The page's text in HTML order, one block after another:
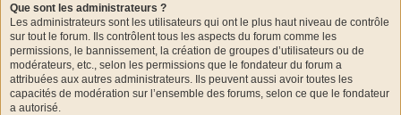
Que sont les administrateurs ?
Les administrateurs sont les utilisateurs qui ont le plus haut niveau de contrôle
sur tout le forum. Ils contrôlent tous les aspects du forum comme les
permissions, le bannissement, la création de groupes d’utilisateurs ou de
modérateurs, etc., selon les permissions que le fondateur du forum a
attribuées aux autres administrateurs. Ils peuvent aussi avoir toutes les
capacités de modération sur l’ensemble des forums, selon ce que le fondateur
a autorisé.